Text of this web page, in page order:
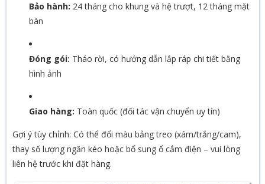
Bảo hành: 24 tháng cho khung và hệ trượt, 12 tháng mặt
bàn
Đóng gói: Tháo rời, có hướng dẫn lắp ráp chi tiết bằng
hình ảnh
Giao hàng: Toàn quốc (đối tác vận chuyển uy tín)
Gợi ý tùy chỉnh: Có thể đổi màu bảng treo (xám/trắng/cam),
thay số lượng ngăn kéo hoặc bổ sung ổ cắm điện – vui lòng
liên hệ trước khi đặt hàng.